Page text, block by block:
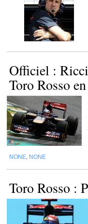
Officiel :
Toro Rosso
NONE NONE
Toro Rosso :